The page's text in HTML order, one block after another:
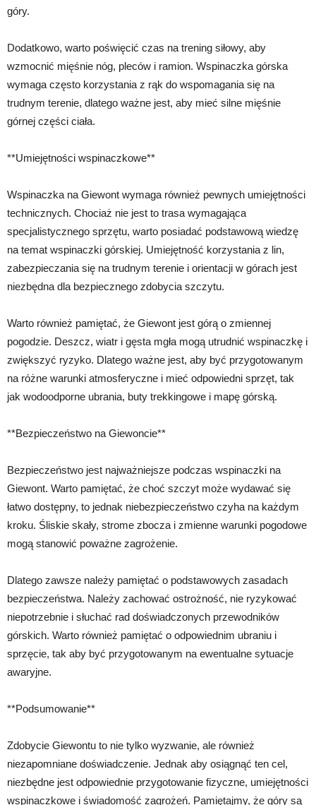
góry.
Dodatkowo, warto poświęcić czas na trening siłowy, aby
wzmocnić mięśnie nóg, pleców i ramion. Wspinaczka górska
wymaga często korzystania z rąk do wspomagania się na
trudnym terenie, dlatego ważne jest, aby mieć silne mięśnie
górnej części ciała.
**Umiejętności wspinaczkowe**
Wspinaczka na Giewont wymaga również pewnych umiejętności
technicznych. Chociaż nie jest to trasa wymagająca
specjalistycznego sprzętu, warto posiadać podstawową wiedzę
na temat wspinaczki górskiej. Umiejętność korzystania z lin,
zabezpieczania się na trudnym terenie i orientacji w górach jest
niezbędna dla bezpiecznego zdobycia szczytu.
Warto również pamiętać, że Giewont jest górą o zmiennej
pogodzie. Deszcz, wiatr i gęsta mgła mogą utrudnić wspinaczkę i
zwiększyć ryzyko. Dlatego ważne jest, aby być przygotowanym
na różne warunki atmosferyczne i mieć odpowiedni sprzęt, tak
jak wodoodporne ubrania, buty trekkingowe i mapę górską.
**Bezpieczeństwo na Giewoncie**
Bezpieczeństwo jest najważniejsze podczas wspinaczki na
Giewont. Warto pamiętać, że choć szczyt może wydawać się
łatwo dostępny, to jednak niebezpieczeństwo czyha na każdym
kroku. Śliskie skały, strome zbocza i zmienne warunki pogodowe
mogą stanowić poważne zagrożenie.
Dlatego zawsze należy pamiętać o podstawowych zasadach
bezpieczeństwa. Należy zachować ostrożność, nie ryzykować
niepotrzebnie i słuchać rad doświadczonych przewodników
górskich. Warto również pamiętać o odpowiednim ubraniu i
sprzęcie, tak aby być przygotowanym na ewentualne sytuacje
awaryjne.
**Podsumowanie**
Zdobycie Giewontu to nie tylko wyzwanie, ale również
niezapomniane doświadczenie. Jednak aby osiągnąć ten cel,
niezbędne jest odpowiednie przygotowanie fizyczne, umiejętności
wspinaczkowe i świadomość zagrożeń. Pamiętajmy, że góry są